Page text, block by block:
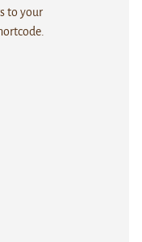
to your